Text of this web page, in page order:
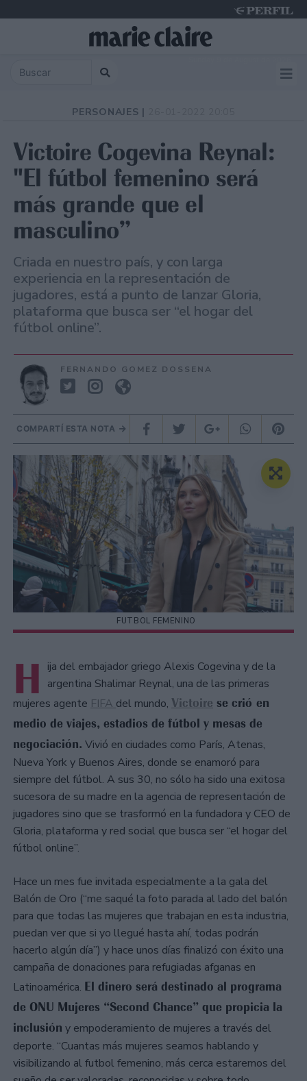
PERSONAJES |
Victoire Cogevina Reynal:
"El fútbol femenino será
más grande que el
masculino”
Criada en nuestro país, y con larga
experiencia en la representación de
jugadores, está a punto de lanzar Gloria,
plataforma que busca ser “el hogar del
fútbol online”.
FERNANDO GOMEZ DOSSENA
COMPARTÍ ESTA NOTA
FUTBOL FEMENINO
H ija del embajador griego Alexis Cogevina y de la
argentina Shalimar Reynal, una de las primeras
mujeres agente FIFA del mundo, Victoire se crió en
medio de viajes, estadios de fútbol y mesas de
negociación. Vivió en ciudades como París, Atenas,
Nueva York y Buenos Aires, donde se enamoró para
siempre del fútbol. A sus 30, no sólo ha sido una exitosa
sucesora de su madre en la agencia de representación de
jugadores sino que se trasformó en la fundadora y CEO de
Gloria, plataforma y red social que busca ser “el hogar del
fútbol online”.
Hace un mes fue invitada especialmente a la gala del
Balón de Oro (“me saqué la foto parada al lado del balón
para que todas las mujeres que trabajan en esta industria,
puedan ver que si yo llegué hasta ahí, todas podrán
hacerlo algún día”) y hace unos días finalizó con éxito una
campaña de donaciones para refugiadas afganas en
Latinoamérica. El dinero será destinado al programa
de ONU Mujeres “Second Chance” que propicia la
inclusión y empoderamiento de mujeres a través del
deporte. “Cuantas más mujeres seamos hablando y
visibilizando al futbol femenino, más cerca estaremos del